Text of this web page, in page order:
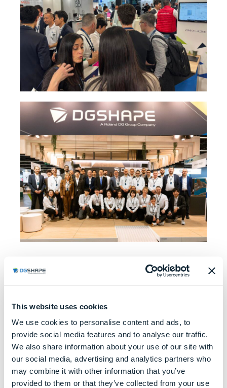
This website uses cookies
We use cookies to personalise content and ads, to
provide social media features and to analyse our traffic.
We also share information about your use of our site with
our social media, advertising and analytics partners who
may combine it with other information that you’ve
provided to them or that they’ve collected from your use
Einer der Höhepunkte der Messe war die
DWX-52Di Plus, einer
Serie. Die neue DWX-52Di Plus wurde
entwickelt, um noch mehr Zuverlässigkeit,
Benutzerfreundlichkeit und Konnektivität zu
bieten und wurde von Betreibern von
Fräszentren, Dentallaboren und